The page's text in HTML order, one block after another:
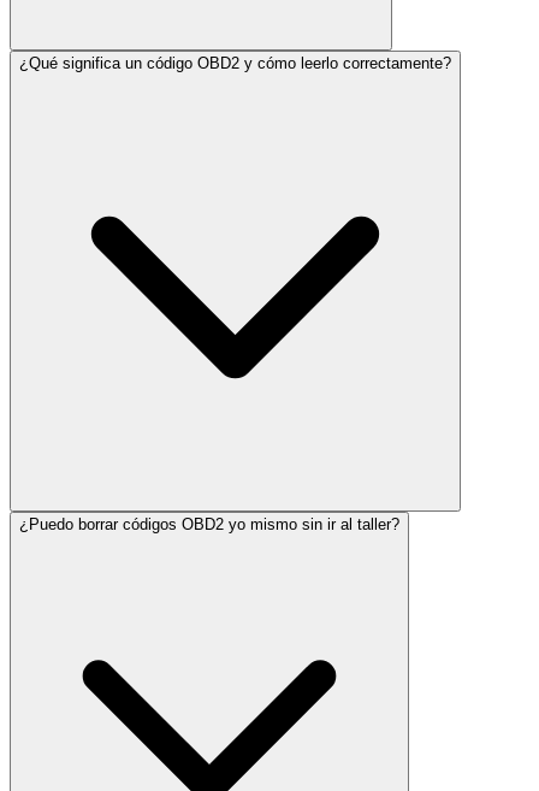
¿Qué significa un código OBD2 y cómo leerlo correctamente?
¿Puedo borrar códigos OBD2 yo mismo sin ir al taller?